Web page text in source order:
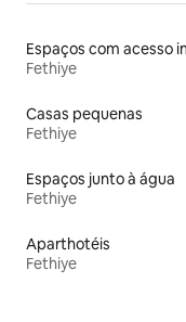
Fethiye
Casas pequenas
Fethiye
Espaços junto à água
Fethiye
Aparthotéis
Fethiye